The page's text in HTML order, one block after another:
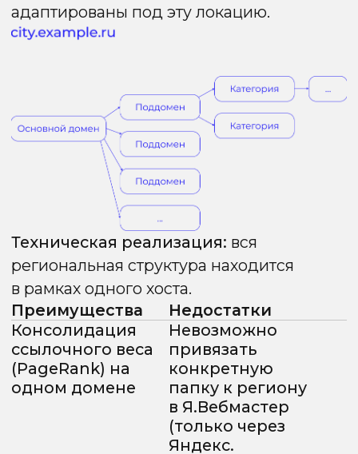
Коммерческие факторы и
уникализация
идентичен. Для уникализации (особенно
важно для Google) используются:
Инструмент Описание
Вариативность
цен
Динамическое
изменение
цены (на 1-5%)
или валюты
Изменение
листингов
товаров
(сокрытие
отсутствующих
позиций
в регионе
структуру
пагинации
и контент
страницы)
Кастомизация
сортировки
Изменение
порядка
вывода
товаров
Sorting) для
большей
уникальности